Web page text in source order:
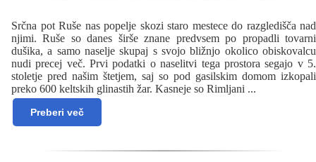
Srčna pot Ruše nas popelje skozi staro mestece do razgledišča nad
njimi. Ruše so danes širše znane predvsem po propadli tovarni
dušika, a samo naselje skupaj s svojo bližnjo okolico obiskovalcu
nudi precej več. Prvi podatki o naselitvi tega prostora segajo v 5.
stoletje pred našim štetjem, saj so pod gasilskim domom izkopali
preko 600 keltskih glinastih žar. Kasneje so Rimljani ...
Preberi več